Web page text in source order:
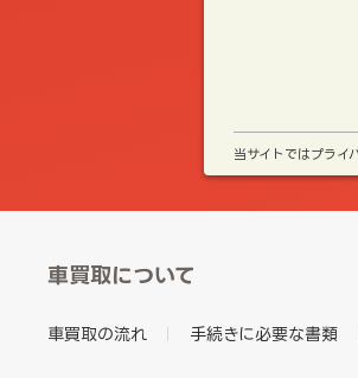
当サイトではプライ
車買取について
車買取の流れ 手続きに必要な書類